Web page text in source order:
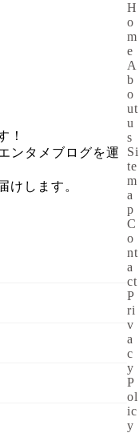
！
ンタメブログを運
けします。
H
o
m
e
A
b
o
ut
u
s
Si
te
m
a
p
C
o
nt
a
ct
P
ri
v
a
c
y
P
ol
ic
y